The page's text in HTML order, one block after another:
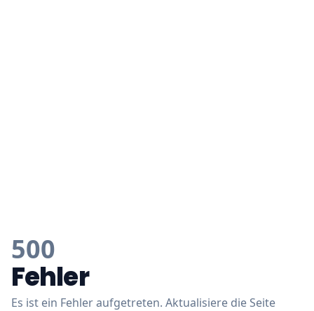
500
Fehler
Es ist ein Fehler aufgetreten. Aktualisiere die Seite